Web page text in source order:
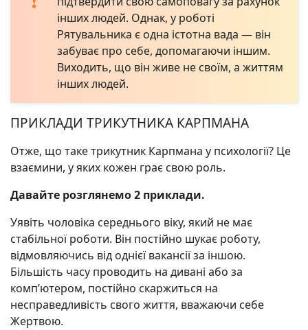
інших людей. Однак, у роботі
Рятувальника є одна істотна вада — він
забуває про себе, допомагаючи іншим.
Виходить, що він живе не своїм, а життям
інших людей.
ПРИКЛАДИ ТРИКУТНИКА КАРПМАНА
Отже, що таке трикутник Карпмана у психології? Це
взаємини, у яких кожен грає свою роль.
Давайте розглянемо 2 приклади.
Уявіть чоловіка середнього віку, який не має
стабільної роботи. Він постійно шукає роботу,
відмовляючись від однієї вакансії за іншою.
Більшість часу проводить на дивані або за
комп’ютером, постійно скаржиться на
несправедливість свого життя, вважаючи себе
Жертвою.